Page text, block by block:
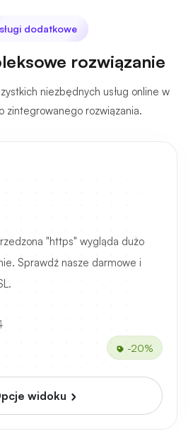
dodatkowe
rozwiązanie
niezbędnych usług online w
zintegrowanego rozwiązania.
"https" wygląda dużo
Sprawdź nasze darmowe i
-20%
widoku